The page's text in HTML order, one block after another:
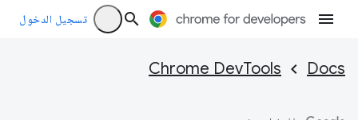
تسجيل الدخول
Docs
Chrome DevTools